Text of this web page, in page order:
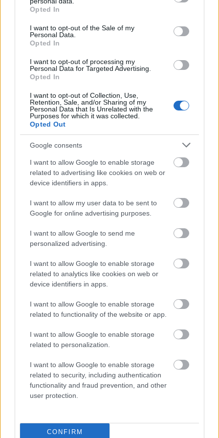
grant or deny consent to Google and its third-party tags to
use your data for below specified purposes in below Google
consent section.
Opted In
I want to opt-out of the Sale of my
Personal Data.
Opted In
I want to opt-out of processing my
Personal Data for Targeted Advertising.
Opted In
I want to opt-out of Collection, Use,
Retention, Sale, and/or Sharing of my
Personal Data that Is Unrelated with the
Purposes for which it was collected.
Opted Out
Google consents
I want to allow Google to enable storage
related to advertising like cookies on web or
device identifiers in apps.
I want to allow my user data to be sent to
Google for online advertising purposes.
I want to allow Google to send me
personalized advertising.
I want to allow Google to enable storage
related to analytics like cookies on web or
device identifiers in apps.
I want to allow Google to enable storage
related to functionality of the website or app.
I want to allow Google to enable storage
related to personalization.
I want to allow Google to enable storage
related to security, including authentication
functionality and fraud prevention, and other
user protection.
CONFIRM
Csordás Zita | Fotó: Valami Hektor
Az undergroundban a képzettségnél fontosabb,
hogy saját karaktered legyen. Ami neked megvan.
autodidaktaként imposztor vagy, aki a zenészek
babérjaira tör és elveszi előlük a fellépési
lehetőséget.
Én is sokszor érzem ezt.
Vagyis imposztorszindrómátok van.
Persze, hogy az van. Egyszer a Kék Lóban
szintisünk,Nagy Emmaszületésnapi buliján.
Kimentem cigizni, a jazzgitárosok ott beszélgettek a
egész buliban tettettem, mert jó volt legalább egy
estére gitárosnak érezni magam. Máskor hülyén
érzem magam a gitárosok között, akik a kedvenc
akkordjukról meg az új pedáljaikról beszélgetnek,
miközben én örülök, ha nem fordítva fogom meg a
gitárt.
A festőművész Nemes Anna mesélte, aki Csuja
et rendezte – az első magyar filmet,
ami bejutott a Sundance versenyprogramjába –,
hogy őt is biztos beképzeltnek tartották a
volt meg a technikai tudása, hogy kevésbé tudott
másokra figyelni. Viszont a képzettség hiányának
volt egy olyan előnye is, hogy eszébe jutottak olyan
dolgok is, ami a filmeseknek nem feltétlenül, mert